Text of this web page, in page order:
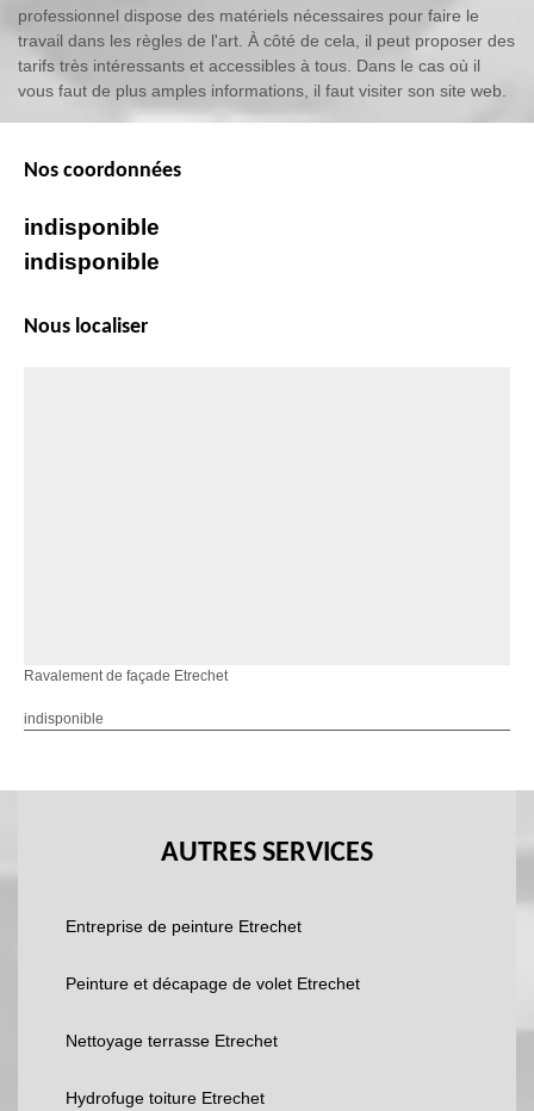
professionnel dispose des matériels nécessaires pour faire le
travail dans les règles de l'art. À côté de cela, il peut proposer des
tarifs très intéressants et accessibles à tous. Dans le cas où il
vous faut de plus amples informations, il faut visiter son site web.
Nos coordonnées
indisponible
indisponible
Nous localiser
Ravalement de façade Etrechet
indisponible
AUTRES SERVICES
Entreprise de peinture Etrechet
Peinture et décapage de volet Etrechet
Nettoyage terrasse Etrechet
Hydrofuge toiture Etrechet